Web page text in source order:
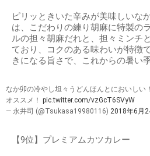
ピリッときいた辛みが美味しいな
は、こだわりの練り胡麻に特製の
ルの担々胡麻だれと、担々ミンチ
ており、コクのある味わいが特徴
きになる旨さで、これからの暑い
なか卯の冷やし坦々うどんほんとにおいしい！
オススメ！ pic.twitter.com/vzGcT6SVyW
— 永井司 (@Tsukasa19980116) 2018年6月
【9位】プレミアムカツカレー